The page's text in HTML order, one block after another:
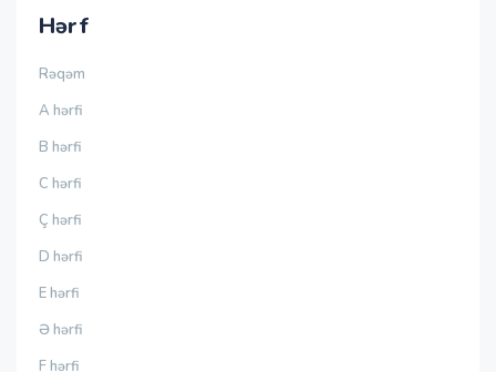
Hərf
Rəqəm
A hərfi
B hərfi
C hərfi
Ç hərfi
D hərfi
E hərfi
Ə hərfi
F hərfi